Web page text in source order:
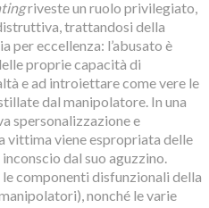
riveste un ruolo privilegiato,
trattandosi della
per eccellenza: l’abusato è
proprie capacità di
e ad introiettare come vere le
dal manipolatore. In una
spersonalizzazione e
vittima viene espropriata delle
dal suo aguzzino.
componenti disfunzionali della
nonché le varie